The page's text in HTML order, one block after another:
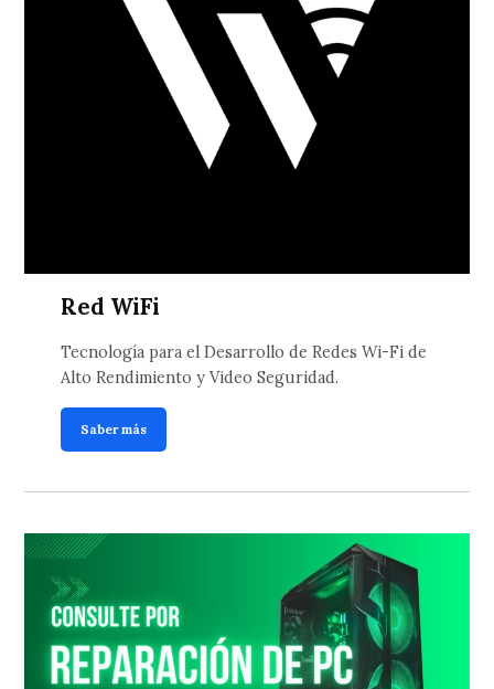
Red WiFi
Tecnología para el Desarrollo de Redes Wi-Fi de
Alto Rendimiento y Video Seguridad.
Saber más